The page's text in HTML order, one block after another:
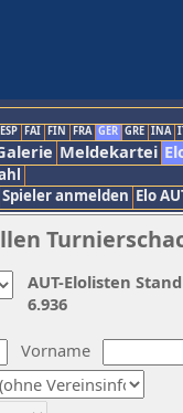
ESP FAI FIN FRA GER GRE INA
Meldekartei
Spieler anmelden Elo
Vorname
AUT-Elolisten
6.936